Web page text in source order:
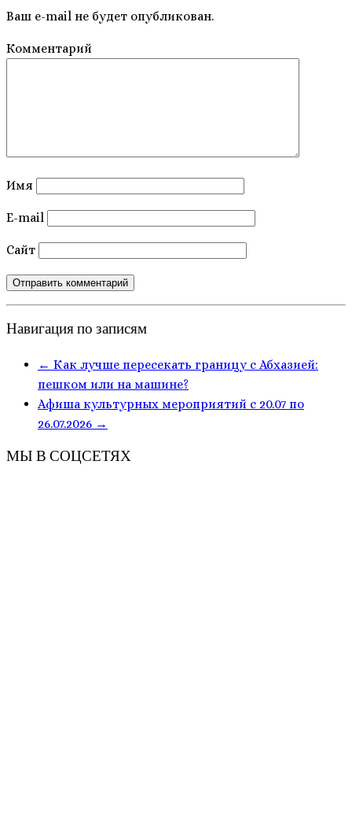
Ваш e-mail не будет опубликован.
Комментарий
Имя
E-mail
Сайт
Навигация по записям
← Как лучше пересекать границу с Абхазией:
пешком или на машине?
Афиша культурных мероприятий с 20.07 по
26.07.2026 →
МЫ В СОЦСЕТЯХ